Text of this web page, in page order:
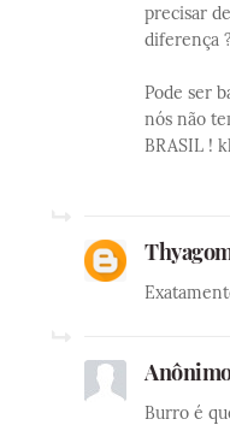
precisar
diferença ?
Pode ser
nós não
BRASIL !
Burro é